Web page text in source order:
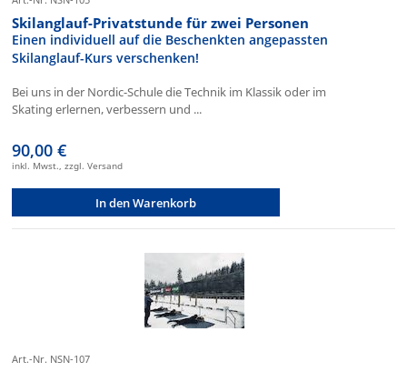
Skilanglauf-Privatstunde für zwei Personen
Einen individuell auf die Beschenkten angepassten
Skilanglauf-Kurs verschenken!
Bei uns in der Nordic-Schule die Technik im Klassik oder im
Skating erlernen, verbessern und ...
90,00 €
inkl. Mwst., zzgl. Versand
In den Warenkorb
Art.-Nr. NSN-107